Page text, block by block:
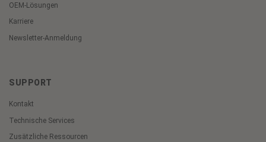
OEM-Lösungen
Karriere
Newsletter-Anmeldung
SUPPORT
Kontakt
Technische Services
Zusätzliche Ressourcen